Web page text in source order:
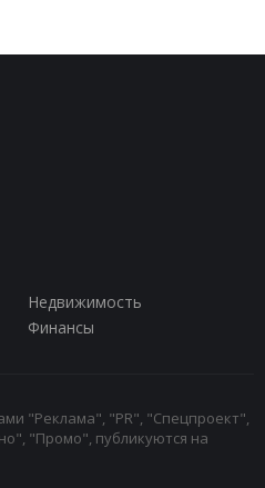
Недвижимость
Финансы
"Реклама", "PR", "Спецпроект",
"Промо", публикуются на